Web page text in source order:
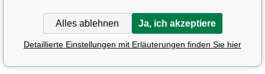
Alles ablehnen Ja, ich akzeptiere
Detaillierte Einstellungen mit Erläuterungen finden Sie hier